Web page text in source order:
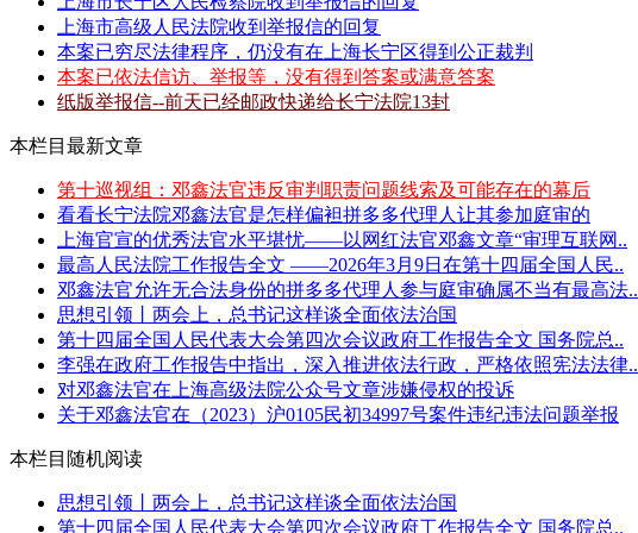
上海市高级人民法院收到举报信的回复
本案已穷尽法律程序，仍没有在上海长宁区得到公正裁判
本案已依法信访、举报等，没有得到答案或满意答案
纸版举报信--前天已经邮政快递给长宁法院13封
本栏目最新文章
第十巡视组：邓鑫法官违反审判职责问题线索及可能存在的幕后
看看长宁法院邓鑫法官是怎样偏袒拼多多代理人让其参加庭审的
上海官宣的优秀法官水平堪忧——以网红法官邓鑫文章“审理互联网..
最高人民法院工作报告全文 ——2026年3月9日在第十四届全国人民..
邓鑫法官允许无合法身份的拼多多代理人参与庭审确属不当有最高法..
思想引领丨两会上，总书记这样谈全面依法治国
第十四届全国人民代表大会第四次会议政府工作报告全文 国务院总..
李强在政府工作报告中指出，深入推进依法行政，严格依照宪法法律..
对邓鑫法官在上海高级法院公众号文章涉嫌侵权的投诉
关于邓鑫法官在（2023）沪0105民初34997号案件违纪违法问题举报
本栏目随机阅读
思想引领丨两会上，总书记这样谈全面依法治国
第十四届全国人民代表大会第四次会议政府工作报告全文 国务院总..